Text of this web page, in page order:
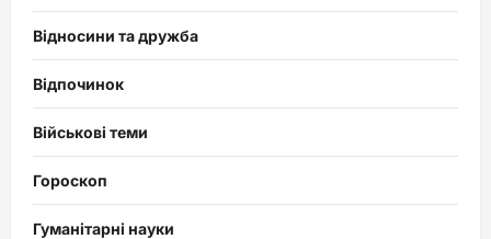
Відносини та дружба
Відпочинок
Військові теми
Гороскоп
Гуманітарні науки